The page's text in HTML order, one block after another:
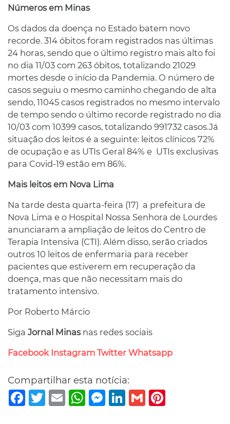
Números em Minas
Os dados da doença no Estado batem novo
recorde. 314 óbitos foram registrados nas últimas
24 horas, sendo que o último registro mais alto foi
no dia 11/03 com 263 óbitos, totalizando 21029
mortes desde o início da Pandemia. O número de
casos seguiu o mesmo caminho chegando de alta
sendo, 11045 casos registrados no mesmo intervalo
de tempo sendo o último recorde registrado no dia
10/03 com 10399 casos, totalizando 991732 casos.Já
situação dos leitos é a seguinte: leitos clínicos 72%
de ocupação e as UTIs Geral 84% e UTIs exclusivas
para Covid-19 estão em 86%.
Mais leitos em Nova Lima
Na tarde desta quarta-feira (17) a prefeitura de
Nova Lima e o Hospital Nossa Senhora de Lourdes
anunciaram a ampliação de leitos do Centro de
Terapia Intensiva (CTI). Além disso, serão criados
outros 10 leitos de enfermaria para receber
pacientes que estiverem em recuperação da
doença, mas que não necessitam mais do
tratamento intensivo.
Por Roberto Márcio
Siga Jornal Minasnas redes sociais
Facebook Instagram Twitter Whatsapp
Compartilhar esta notícia:
Facebook
TwitterEmail WhatsAppMessenger
LinkedIn
Gmail